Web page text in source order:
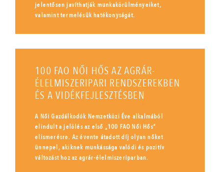
jelentősen javíthatják munkakörülményeiket,
valamint termelésük hatékonyságát.
100 FAO NŐI HŐS AZ AGRÁR-
ÉLELMISZERIPARI RENDSZEREKBEN
ÉS A VIDÉKFEJLESZTÉSBEN
A Női Gazdálkodók Nemzetközi Éve alkalmából
elindult a jelölés az első „100 FAO Női Hős”
elismerésre. Az évente átadott díj olyan nőket
ünnepel, akiknek munkássága valódi és pozitív
változást hoz az agrár-élelmiszeriparban.